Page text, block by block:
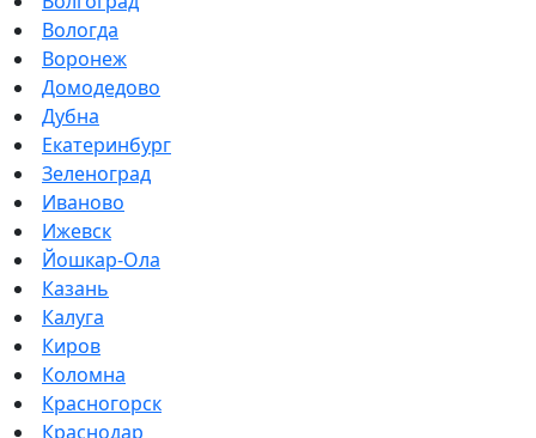
Вологда
Воронеж
Домодедово
Дубна
Екатеринбург
Зеленоград
Иваново
Ижевск
Йошкар-Ола
Казань
Калуга
Киров
Коломна
Красногорск
Краснодар